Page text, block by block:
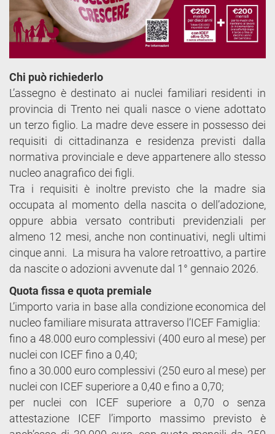
Chi può richiederlo
L’assegno è destinato ai nuclei familiari residenti in
provincia di Trento nei quali nasce o viene adottato
un terzo figlio. La madre deve essere in possesso dei
requisiti di cittadinanza e residenza previsti dalla
normativa provinciale e deve appartenere allo stesso
nucleo anagrafico dei figli.
Tra i requisiti è inoltre previsto che la madre sia
occupata al momento della nascita o dell’adozione,
oppure abbia versato contributi previdenziali per
almeno 12 mesi, anche non continuativi, negli ultimi
cinque anni. La misura ha valore retroattivo, a partire
da nascite o adozioni avvenute dal 1° gennaio 2026.
Quota fissa e quota premiale
L’importo varia in base alla condizione economica del
nucleo familiare misurata attraverso l’ICEF Famiglia:
fino a 48.000 euro complessivi (400 euro al mese) per
nuclei con ICEF fino a 0,40;
fino a 30.000 euro complessivi (250 euro al mese) per
nuclei con ICEF superiore a 0,40 e fino a 0,70;
per nuclei con ICEF superiore a 0,70 o senza
attestazione ICEF l’importo massimo previsto è